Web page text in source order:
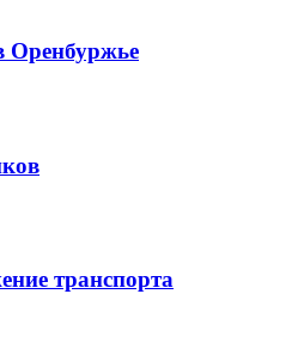
Оренбуржье
транспорта